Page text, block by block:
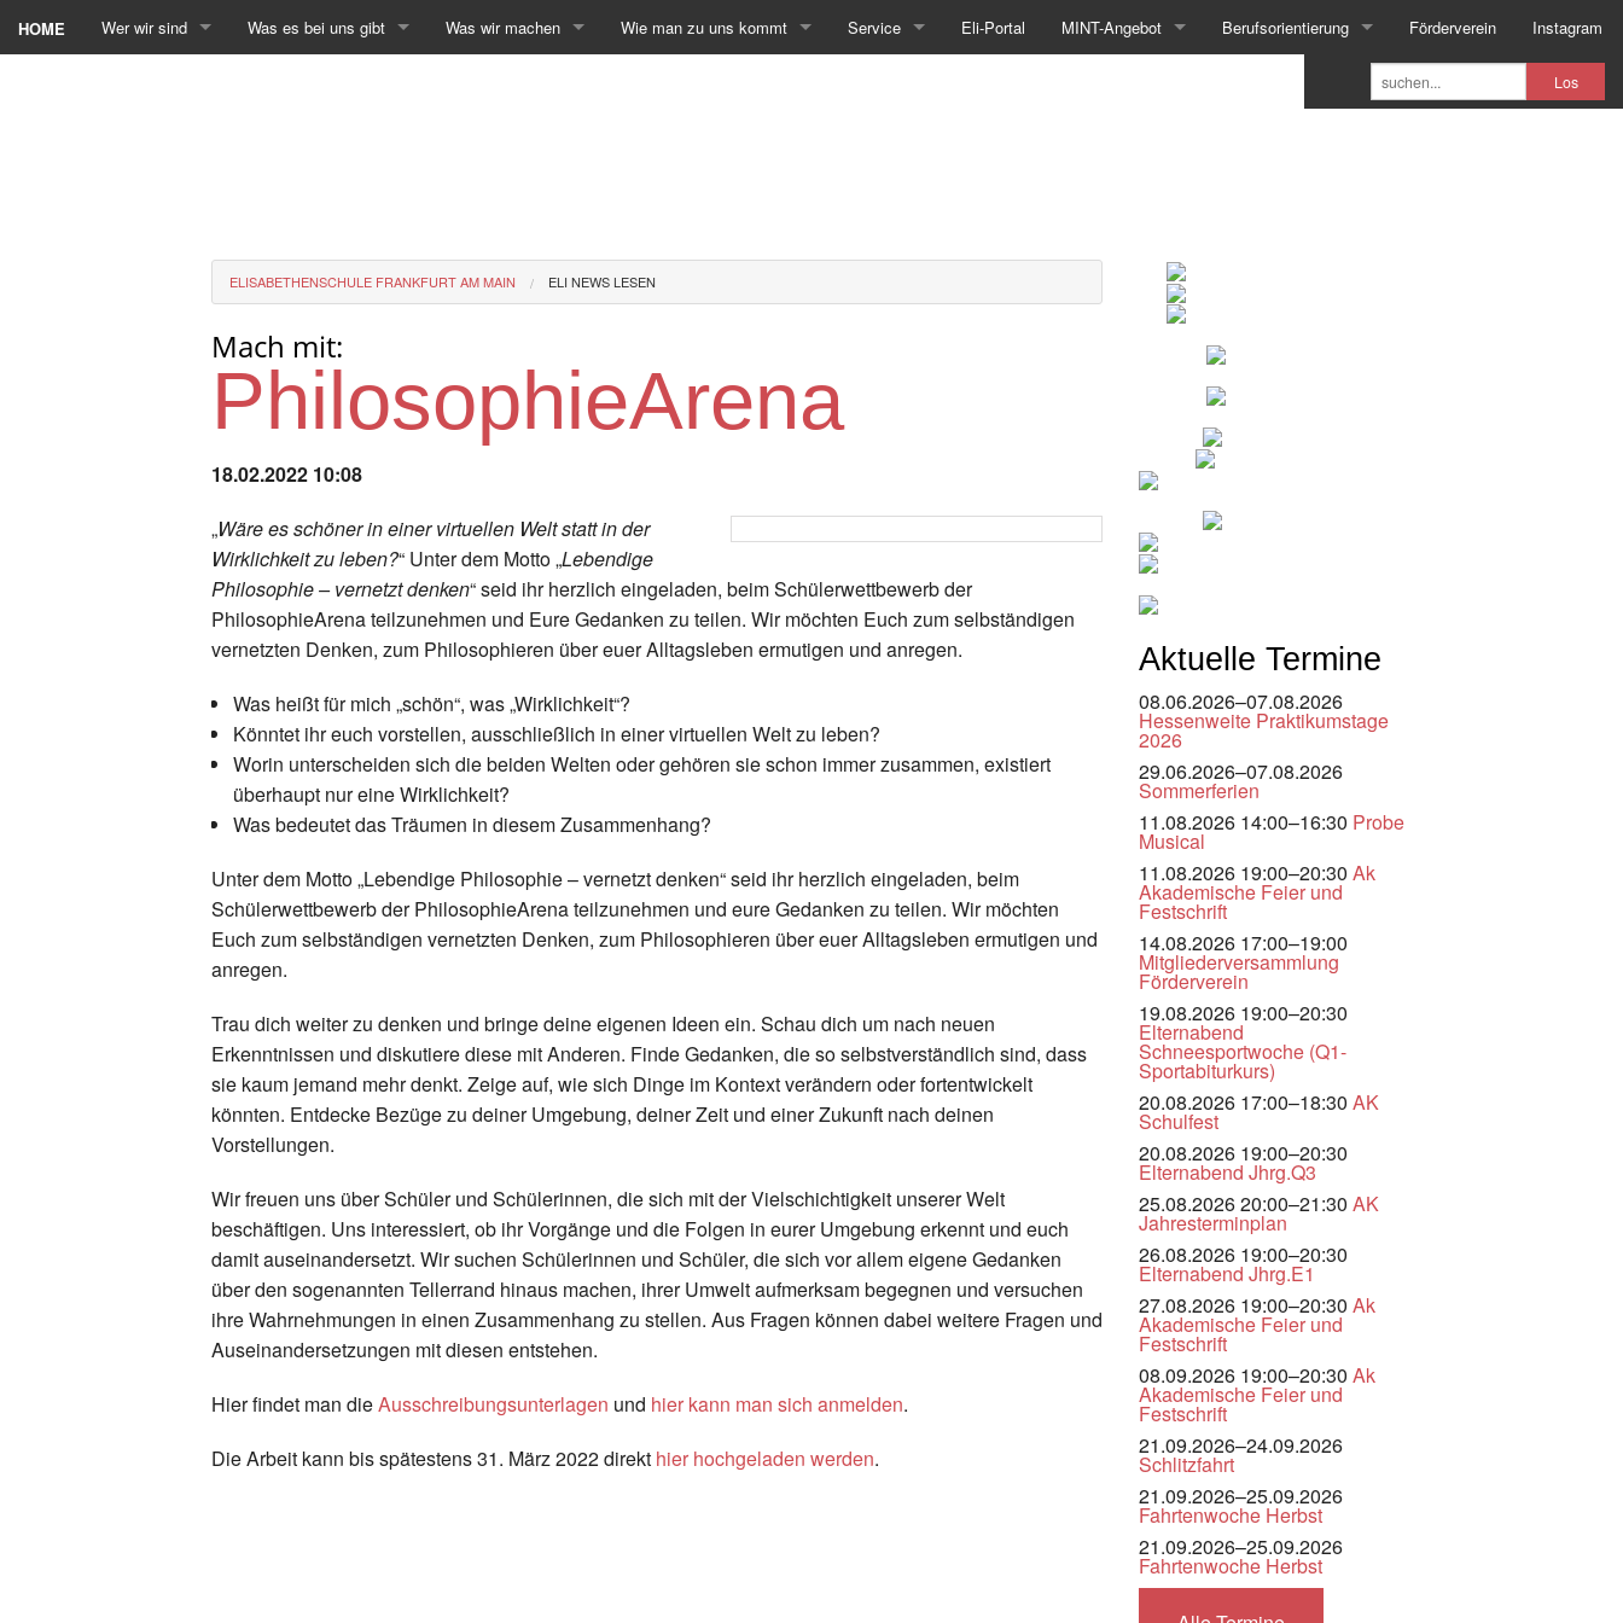
HOME Wer wir sind Was es bei uns gibt Was wir machen Wie man zu uns kommt Service Eli-Portal MINT-Angebot Berufsorientierung Förderverein Instagram
Los
ELISABETHENSCHULE FRANKFURT AM MAIN ELI NEWS LESEN
Mach mit:
PhilosophieArena
18.02.2022 10:08
„Wäre es schöner in einer virtuellen Welt statt in der
Wirklichkeit zu leben?“ Unter dem Motto „Lebendige
Philosophie – vernetzt denken“ seid ihr herzlich eingeladen, beim Schülerwettbewerb der
PhilosophieArena teilzunehmen und Eure Gedanken zu teilen. Wir möchten Euch zum selbständigen
vernetzten Denken, zum Philosophieren über euer Alltagsleben ermutigen und anregen.
Was heißt für mich „schön“, was „Wirklichkeit“?
Könntet ihr euch vorstellen, ausschließlich in einer virtuellen Welt zu leben?
Worin unterscheiden sich die beiden Welten oder gehören sie schon immer zusammen, existiert
überhaupt nur eine Wirklichkeit?
Was bedeutet das Träumen in diesem Zusammenhang?
Unter dem Motto „Lebendige Philosophie – vernetzt denken“ seid ihr herzlich eingeladen, beim
Schülerwettbewerb der PhilosophieArena teilzunehmen und eure Gedanken zu teilen. Wir möchten
Euch zum selbständigen vernetzten Denken, zum Philosophieren über euer Alltagsleben ermutigen und
anregen.
Trau dich weiter zu denken und bringe deine eigenen Ideen ein. Schau dich um nach neuen
Erkenntnissen und diskutiere diese mit Anderen. Finde Gedanken, die so selbstverständlich sind, dass
sie kaum jemand mehr denkt. Zeige auf, wie sich Dinge im Kontext verändern oder fortentwickelt
könnten. Entdecke Bezüge zu deiner Umgebung, deiner Zeit und einer Zukunft nach deinen
Vorstellungen.
Wir freuen uns über Schüler und Schülerinnen, die sich mit der Vielschichtigkeit unserer Welt
beschäftigen. Uns interessiert, ob ihr Vorgänge und die Folgen in eurer Umgebung erkennt und euch
damit auseinandersetzt. Wir suchen Schülerinnen und Schüler, die sich vor allem eigene Gedanken
über den sogenannten Tellerrand hinaus machen, ihrer Umwelt aufmerksam begegnen und versuchen
ihre Wahrnehmungen in einen Zusammenhang zu stellen. Aus Fragen können dabei weitere Fragen und
Auseinandersetzungen mit diesen entstehen.
Hier findet man dieAusschreibungsunterlagen und hier kann man sich anmelden.
Die Arbeit kann bis spätestens 31. März 2022 direkt hier hochgeladen werden.
Aktuelle Termine
08.06.2026–07.08.2026
Hessenweite Praktikumstage
2026
29.06.2026–07.08.2026
Sommerferien
11.08.2026 14:00–16:30 Probe
Musical
11.08.2026 19:00–20:30 Ak
Akademische Feier und
Festschrift
14.08.2026 17:00–19:00
Mitgliederversammlung
Förderverein
19.08.2026 19:00–20:30
Elternabend
Schneesportwoche (Q1-
Sportabiturkurs)
20.08.2026 17:00–18:30 AK
Schulfest
20.08.2026 19:00–20:30
Elternabend Jhrg.Q3
25.08.2026 20:00–21:30 AK
Jahresterminplan
26.08.2026 19:00–20:30
Elternabend Jhrg.E1
27.08.2026 19:00–20:30 Ak
Akademische Feier und
Festschrift
08.09.2026 19:00–20:30 Ak
Akademische Feier und
Festschrift
21.09.2026–24.09.2026
Schlitzfahrt
21.09.2026–25.09.2026
Fahrtenwoche Herbst
21.09.2026–25.09.2026
Fahrtenwoche Herbst